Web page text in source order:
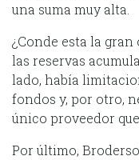
una suma muy alta.
¿Conde esta la
las reservas
lado, había
fondos y, por otro,
único proveedor
Por último,